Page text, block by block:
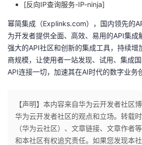
[反向IP查询服务-IP-ninja]
幂简集成（Explinks.com），国内领先的
为开发者提供全面、高效、易用的API集成
强大的API社区和创新的集成工具，持续增
商规模，让使用者一站发现、试用、集成
API连接一切，加速其在AI时代的数字业务
【声明】本内容来自华为云开发者社区
华为云开发者社区的观点和立场。转载
（华为云社区）、文章链接、文章作者
和本社区有权追究责任。如果您发现本